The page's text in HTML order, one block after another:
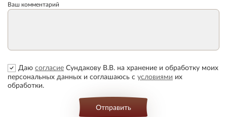
Ваш комментарий
Даю согласие Сундакову В.В. на хранение и обработку моих
персональных данных и соглашаюсь с условиями их
обработки.
Отправить